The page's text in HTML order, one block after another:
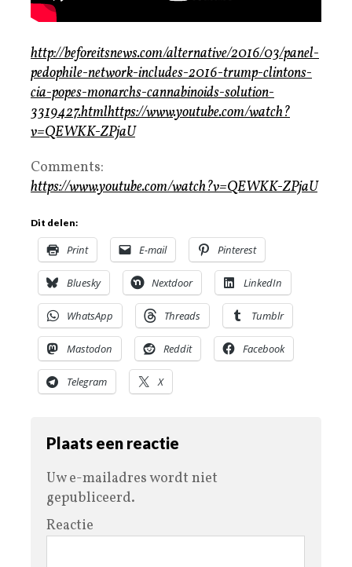
http://beforeitsnews.com/alternative/2016/03/panel-
pedophile-network-includes-2016-trump-clintons-
cia-popes-monarchs-cannabinoids-solution-
3319427.htmlhttps://www.youtube.com/watch?
v=QEWKK-ZPjaU
Comments:
https://www.youtube.com/watch?v=QEWKK-ZPjaU
Dit delen:
Print E-mail Pinterest
Bluesky Nextdoor LinkedIn
WhatsApp Threads Tumblr
Mastodon Reddit Facebook
Telegram X
Plaats een reactie
Uw e-mailadres wordt niet
gepubliceerd.
Reactie